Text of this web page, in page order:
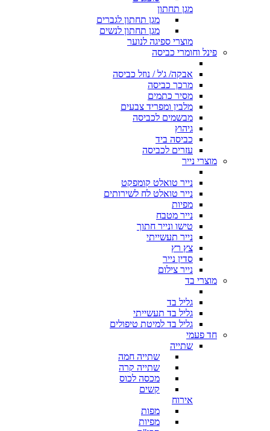
מגן תחתון
מגן תחתון לגברים
מגן תחתון לנשים
מוצרי ספיגה לנוער
פינל וחומרי כביסה
אבקה/ ג'ל / נוזל כביסה
מרכך כביסה
מסיר כתמים
מלבין ומפריד צבעים
מבשמים לכביסה
גיהוץ
כביסה ביד
עזרים לכביסה
מוצרי נייר
נייר טואלט קומפקט
נייר טואלט לח לשירותים
מפיות
נייר מטבח
טישו ונייר חתוך
נייר תעשייתי
צץ רץ
סדין נייר
נייר צילום
מוצרי בד
גליל בד
גליל בד תעשייתי
גליל בד למיטת טיפולים
חד פעמי
שתייה
שתייה חמה
שתייה קרה
מכסה לכוס
קשים
אירוח
מפות
מפיות